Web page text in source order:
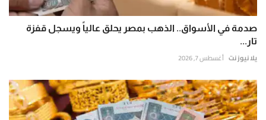
صدمة في الأسواق.. الذهب بمصر يحلق عالياً ويسجل قفزة
تار...
يلا نيوز نت أغسطس 7, 2026